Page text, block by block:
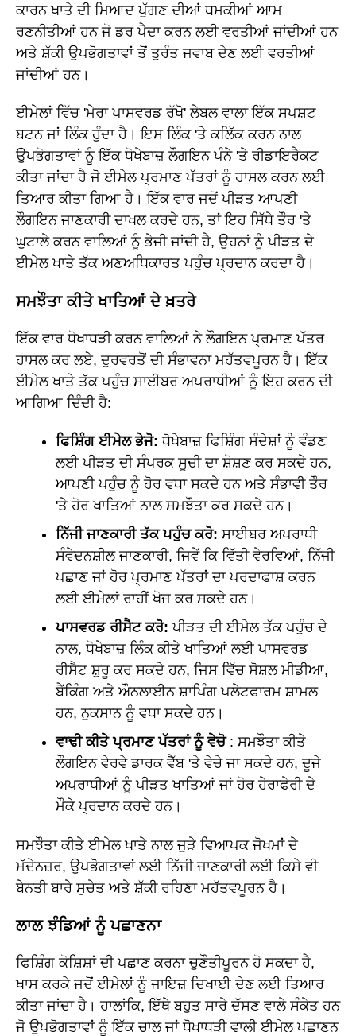
ਕਾਰਨ ਖਾਤੇ ਦੀ ਮਿਆਦ ਪੁੱਗਣ ਦੀਆਂ ਧਮਕੀਆਂ ਆਮ
ਰਣਨੀਤੀਆਂ ਹਨ ਜੋ ਡਰ ਪੈਦਾ ਕਰਨ ਲਈ ਵਰਤੀਆਂ ਜਾਂਦੀਆਂ ਹਨ
ਅਤੇ ਸ਼ੱਕੀ ਉਪਭੋਗਤਾਵਾਂ ਤੋਂ ਤੁਰੰਤ ਜਵਾਬ ਦੇਣ ਲਈ ਵਰਤੀਆਂ
ਜਾਂਦੀਆਂ ਹਨ।
ਈਮੇਲਾਂ ਵਿੱਚ 'ਮੇਰਾ ਪਾਸਵਰਡ ਰੱਖੋ' ਲੇਬਲ ਵਾਲਾ ਇੱਕ ਸਪਸ਼ਟ
ਬਟਨ ਜਾਂ ਲਿੰਕ ਹੁੰਦਾ ਹੈ। ਇਸ ਲਿੰਕ 'ਤੇ ਕਲਿੱਕ ਕਰਨ ਨਾਲ
ਉਪਭੋਗਤਾਵਾਂ ਨੂੰ ਇੱਕ ਧੋਖੇਬਾਜ਼ ਲੌਗਇਨ ਪੰਨੇ 'ਤੇ ਰੀਡਾਇਰੈਕਟ
ਕੀਤਾ ਜਾਂਦਾ ਹੈ ਜੋ ਈਮੇਲ ਪ੍ਰਮਾਣ ਪੱਤਰਾਂ ਨੂੰ ਹਾਸਲ ਕਰਨ ਲਈ
ਤਿਆਰ ਕੀਤਾ ਗਿਆ ਹੈ। ਇੱਕ ਵਾਰ ਜਦੋਂ ਪੀੜਤ ਆਪਣੀ
ਲੌਗਇਨ ਜਾਣਕਾਰੀ ਦਾਖਲ ਕਰਦੇ ਹਨ, ਤਾਂ ਇਹ ਸਿੱਧੇ ਤੌਰ 'ਤੇ
ਘੁਟਾਲੇ ਕਰਨ ਵਾਲਿਆਂ ਨੂੰ ਭੇਜੀ ਜਾਂਦੀ ਹੈ, ਉਹਨਾਂ ਨੂੰ ਪੀੜਤ ਦੇ
ਈਮੇਲ ਖਾਤੇ ਤੱਕ ਅਣਅਧਿਕਾਰਤ ਪਹੁੰਚ ਪ੍ਰਦਾਨ ਕਰਦਾ ਹੈ।
ਸਮਝੌਤਾ ਕੀਤੇ ਖਾਤਿਆਂ ਦੇ ਖ਼ਤਰੇ
ਇੱਕ ਵਾਰ ਧੋਖਾਧੜੀ ਕਰਨ ਵਾਲਿਆਂ ਨੇ ਲੌਗਇਨ ਪ੍ਰਮਾਣ ਪੱਤਰ
ਹਾਸਲ ਕਰ ਲਏ, ਦੁਰਵਰਤੋਂ ਦੀ ਸੰਭਾਵਨਾ ਮਹੱਤਵਪੂਰਨ ਹੈ। ਇੱਕ
ਈਮੇਲ ਖਾਤੇ ਤੱਕ ਪਹੁੰਚ ਸਾਈਬਰ ਅਪਰਾਧੀਆਂ ਨੂੰ ਇਹ ਕਰਨ ਦੀ
ਆਗਿਆ ਦਿੰਦੀ ਹੈ:
ਫਿਸ਼ਿੰਗ ਈਮੇਲ ਭੇਜੋ: ਧੋਖੇਬਾਜ਼ ਫਿਸ਼ਿੰਗ ਸੰਦੇਸ਼ਾਂ ਨੂੰ ਵੰਡਣ
ਲਈ ਪੀੜਤ ਦੀ ਸੰਪਰਕ ਸੂਚੀ ਦਾ ਸ਼ੋਸ਼ਣ ਕਰ ਸਕਦੇ ਹਨ,
ਆਪਣੀ ਪਹੁੰਚ ਨੂੰ ਹੋਰ ਵਧਾ ਸਕਦੇ ਹਨ ਅਤੇ ਸੰਭਾਵੀ ਤੌਰ
'ਤੇ ਹੋਰ ਖਾਤਿਆਂ ਨਾਲ ਸਮਝੌਤਾ ਕਰ ਸਕਦੇ ਹਨ।
ਨਿੱਜੀ ਜਾਣਕਾਰੀ ਤੱਕ ਪਹੁੰਚ ਕਰੋ: ਸਾਈਬਰ ਅਪਰਾਧੀ
ਸੰਵੇਦਨਸ਼ੀਲ ਜਾਣਕਾਰੀ, ਜਿਵੇਂ ਕਿ ਵਿੱਤੀ ਵੇਰਵਿਆਂ, ਨਿੱਜੀ
ਪਛਾਣ ਜਾਂ ਹੋਰ ਪ੍ਰਮਾਣ ਪੱਤਰਾਂ ਦਾ ਪਰਦਾਫਾਸ਼ ਕਰਨ
ਲਈ ਈਮੇਲਾਂ ਰਾਹੀਂ ਖੋਜ ਕਰ ਸਕਦੇ ਹਨ।
ਪਾਸਵਰਡ ਰੀਸੈਟ ਕਰੋ: ਪੀੜਤ ਦੀ ਈਮੇਲ ਤੱਕ ਪਹੁੰਚ ਦੇ
ਨਾਲ, ਧੋਖੇਬਾਜ਼ ਲਿੰਕ ਕੀਤੇ ਖਾਤਿਆਂ ਲਈ ਪਾਸਵਰਡ
ਰੀਸੈਟ ਸ਼ੁਰੂ ਕਰ ਸਕਦੇ ਹਨ, ਜਿਸ ਵਿੱਚ ਸੋਸ਼ਲ ਮੀਡੀਆ,
ਬੈਂਕਿੰਗ ਅਤੇ ਔਨਲਾਈਨ ਸ਼ਾਪਿੰਗ ਪਲੇਟਫਾਰਮ ਸ਼ਾਮਲ
ਹਨ, ਨੁਕਸਾਨ ਨੂੰ ਵਧਾ ਸਕਦੇ ਹਨ।
ਵਾਢੀ ਕੀਤੇ ਪ੍ਰਮਾਣ ਪੱਤਰਾਂ ਨੂੰ ਵੇਚੋ: ਸਮਝੌਤਾ ਕੀਤੇ
ਲੌਗਇਨ ਵੇਰਵੇ ਡਾਰਕ ਵੈੱਬ 'ਤੇ ਵੇਚੇ ਜਾ ਸਕਦੇ ਹਨ, ਦੂਜੇ
ਅਪਰਾਧੀਆਂ ਨੂੰ ਪੀੜਤ ਖਾਤਿਆਂ ਜਾਂ ਹੋਰ ਹੇਰਾਫੇਰੀ ਦੇ
ਮੌਕੇ ਪ੍ਰਦਾਨ ਕਰਦੇ ਹਨ।
ਸਮਝੌਤਾ ਕੀਤੇ ਈਮੇਲ ਖਾਤੇ ਨਾਲ ਜੁੜੇ ਵਿਆਪਕ ਜੋਖਮਾਂ ਦੇ
ਮੱਦੇਨਜ਼ਰ, ਉਪਭੋਗਤਾਵਾਂ ਲਈ ਨਿੱਜੀ ਜਾਣਕਾਰੀ ਲਈ ਕਿਸੇ ਵੀ
ਬੇਨਤੀ ਬਾਰੇ ਸੁਚੇਤ ਅਤੇ ਸ਼ੱਕੀ ਰਹਿਣਾ ਮਹੱਤਵਪੂਰਨ ਹੈ।
ਲਾਲ ਝੰਡਿਆਂ ਨੂੰ ਪਛਾਣਨਾ
ਫਿਸ਼ਿੰਗ ਕੋਸ਼ਿਸ਼ਾਂ ਦੀ ਪਛਾਣ ਕਰਨਾ ਚੁਣੌਤੀਪੂਰਨ ਹੋ ਸਕਦਾ ਹੈ,
ਖਾਸ ਕਰਕੇ ਜਦੋਂ ਈਮੇਲਾਂ ਨੂੰ ਜਾਇਜ਼ ਦਿਖਾਈ ਦੇਣ ਲਈ ਤਿਆਰ
ਕੀਤਾ ਜਾਂਦਾ ਹੈ। ਹਾਲਾਂਕਿ, ਇੱਥੇ ਬਹੁਤ ਸਾਰੇ ਦੱਸਣ ਵਾਲੇ ਸੰਕੇਤ ਹਨ
ਜੋ ਉਪਭੋਗਤਾਵਾਂ ਨੂੰ ਇੱਕ ਚਾਲ ਜਾਂ ਧੋਖਾਧੜੀ ਵਾਲੀ ਈਮੇਲ ਪਛਾਣਨ